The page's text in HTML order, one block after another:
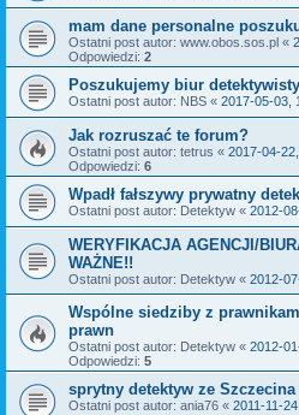
mam dane personalne
Ostatni post autor: www.obos.sos.pl «
Odpowiedzi: 2
Poszukujemy biur
Ostatni post autor: NBS « 2017-05-03,
Jak rozruszać te forum?
Ostatni post autor: tetrus « 2017-04-
Odpowiedzi: 6
Wpadł fałszywy prywatny
Ostatni post autor: Detektyw « 2012-
WERYFIKACJA AGENCJI/
WAŻNE!!
Ostatni post autor: Detektyw « 2012-
Wspólne siedziby z
prawn
Ostatni post autor: Detektyw « 2012-
Odpowiedzi: 5
sprytny detektyw ze Szczecina
Ostatni post autor: ania76 « 2011-11-